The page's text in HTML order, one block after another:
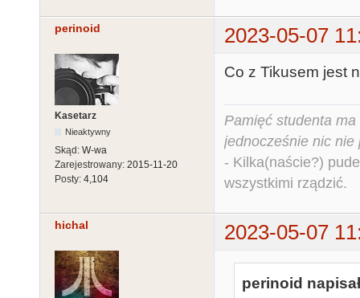
perinoid 2023-05-07
Kasetarz
Nieaktywny
Skąd: W-wa
Zarejestrowany: 2015-11-20
Posty: 4,104
Co z Tikusem jest
Pamięć studenta
jednocześnie nic nie
- Kilka(naście?)
wszystkimi rządzić.
hichal 2023-05-07
perinoid